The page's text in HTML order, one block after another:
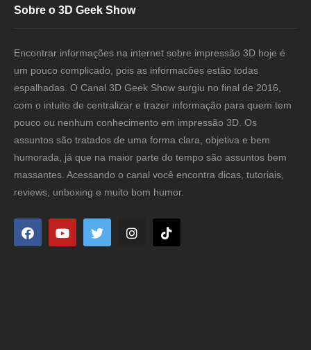
Sobre o 3D Geek Show
Encontrar informações na internet sobre impressão 3D hoje é
um pouco complicado, pois as informacões estão todas
espalhadas. O Canal 3D Geek Show surgiu no final de 2016,
com o intuito de centralizar e trazer informação para quem tem
pouco ou nenhum conhecimento em impressão 3D. Os
assuntos são tratados de uma forma clara, objetiva e bem
humorada, já que na maior parte do tempo são assuntos bem
massantes. Acessando o canal você encontra dicas, tutoriais,
reviews, unboxing e muito bom humor.